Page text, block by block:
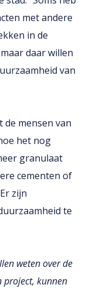
met andere
in de
daar willen
van
de mensen van
het nog
granulaat
cementen of
zijn
te
weten over de
project, kunnen